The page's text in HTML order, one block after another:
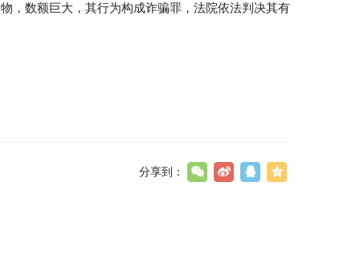
，数额巨大，其行为构成诈骗罪，法院依法判决其有
分享到：